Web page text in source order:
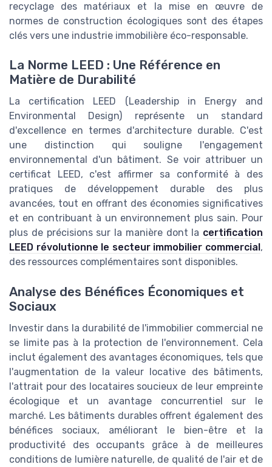
recyclage des matériaux et la mise en œuvre de
normes de construction écologiques sont des étapes
clés vers une industrie immobilière éco-responsable.
La Norme LEED : Une Référence en
Matière de Durabilité
La certification LEED (Leadership in Energy and
Environmental Design) représente un standard
d'excellence en termes d'architecture durable. C'est
une distinction qui souligne l'engagement
environnemental d'un bâtiment. Se voir attribuer un
certificat LEED, c'est affirmer sa conformité à des
pratiques de développement durable des plus
avancées, tout en offrant des économies significatives
et en contribuant à un environnement plus sain. Pour
plus de précisions sur la manière dont la certification
LEED révolutionne le secteur immobilier commercial ,
des ressources complémentaires sont disponibles.
Analyse des Bénéfices Économiques et
Sociaux
Investir dans la durabilité de l'immobilier commercial ne
se limite pas à la protection de l'environnement. Cela
inclut également des avantages économiques, tels que
l'augmentation de la valeur locative des bâtiments,
l'attrait pour des locataires soucieux de leur empreinte
écologique et un avantage concurrentiel sur le
marché. Les bâtiments durables offrent également des
bénéfices sociaux, améliorant le bien-être et la
productivité des occupants grâce à de meilleures
conditions de lumière naturelle, de qualité de l'air et de